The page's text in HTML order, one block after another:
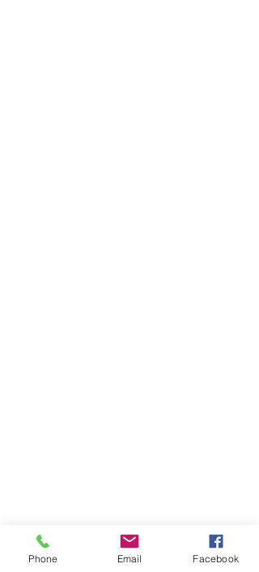
Phone Email Facebook